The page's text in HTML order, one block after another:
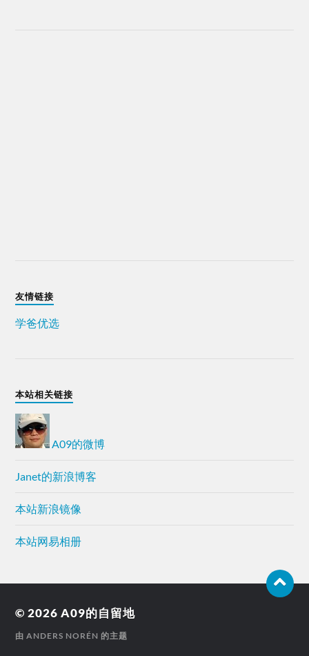
友情链接
学爸优选
本站相关链接
A09的微博
Janet的新浪博客
本站新浪镜像
本站网易相册
© 2026A09的自留地
由ANDERS NORÉN 的主题